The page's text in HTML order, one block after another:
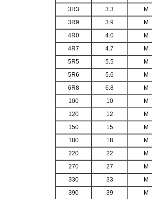
3R3
3.3
M
3R9
3.9
M
4R0
4.0
M
4R7
4.7
M
5R5
5.5
M
5R6
5.6
M
6R8
6.8
M
100
10
M
120
12
M
150
15
M
180
18
M
220
22
M
270
27
M
330
33
M
390
39
M